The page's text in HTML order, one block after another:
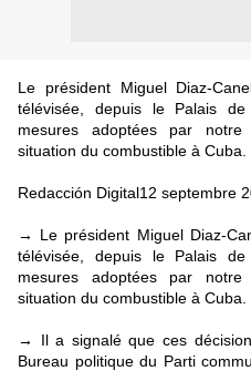
Le président Miguel Diaz-
télévisée, depuis le Palais
mesures adoptées par notre
situation du combustible à Cuba.
Redacción Digital12 septembre
→ Le président Miguel Diaz-
télévisée, depuis le Palais
mesures adoptées par notre
situation du combustible à Cuba.
→ Il a signalé que ces
Bureau politique du Parti